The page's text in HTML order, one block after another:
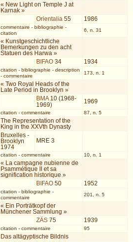
« New Light on Temple J at
Karnak »
Orientalia 55 1986
commentaire - bibliographie -
citation
6, n. 31
« Kunstgeschichtliche
Bemerkungen zu den acht
Statuen des Harwa »
BIFAO 34 1934
citation - bibliographie - description
- commentaire
173, n. 1
« Two Royal Heads of the
Late Period in Brooklyn »
BMA10 (1968-
1969)
1969
citation - commentaire 87, n. 5
The Representation of the
King in the XXVth Dynasty
Bruxelles -
Brooklyn
1974
MRE 3
citation - commentaire 10, n. 1
« La campagne nubienne de
Psammétique II et sa
signification historique »
BIFAO 50 1952
citation - bibliographie -
commentaire
201, n. 5
« Ein Porträtkopf der
Münchener Sammlung »
ZÄS 75 1939
citation - commentaire 95
Das altägyptische Bildnis